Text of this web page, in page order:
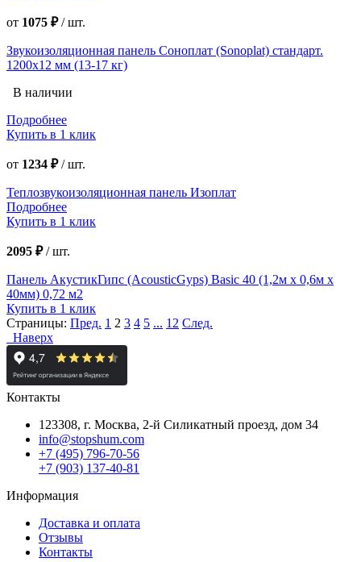
от 1075 ₽/шт.
Звукоизоляционная панель Соноплат (Sonoplat) стандарт.
1200х12 мм (13-17 кг)
В наличии
Подробнее
Купить в 1 клик
от 1234 ₽/шт.
Теплозвукоизоляционная панель Изоплат
Подробнее
Купить в 1 клик
2095 ₽/шт.
Панель АкустикГипс (AcousticGyps) Basic 40 (1,2м x 0,6м x
40мм) 0,72 м2
Купить в 1 клик
Страницы: Пред. 1 2 3 4 5 ... 12 След.
Наверх
Контакты
123308, г. Москва, 2-й Силикатный проезд, дом 34
info@stopshum.com
+7 (495) 796-70-56
+7 (903) 137-40-81
Информация
Доставка и оплата
Отзывы
Контакты